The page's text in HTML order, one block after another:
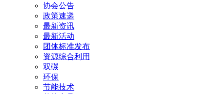
协会公告
政策速递
最新资讯
最新活动
团体标准发布
资源综合利用
双碳
环保
节能技术